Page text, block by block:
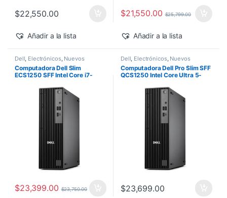
$22,550.00
Añadir a la lista
$21,550.00 $25,799.00
Añadir a la lista
Dell Electrónicos, Nuevos
Productos
Computadora Dell Slim
ECS1250 SFF Intel Core i7-
Windows 11 Pro
$23,399.00 $23,750.00
Dell Electrónicos, Nuevos
Productos
Computadora Dell Pro Slim SFF
QCS1250 Intel Core Ultra 5-
Windows 11 Pro
$23,699.00